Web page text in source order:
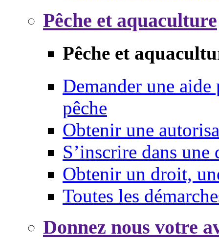
Pêche et aquaculture
Pêche et
Demander une
pêche
Obtenir une
S’inscrire dans une
Obtenir un droit,
Toutes les
Donnez nous votre